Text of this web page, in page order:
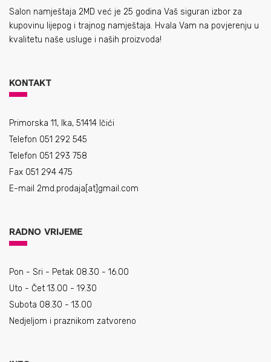
Salon namještaja 2MD već je 25 godina Vaš siguran izbor za
kupovinu lijepog i trajnog namještaja. Hvala Vam na povjerenju u
kvalitetu naše usluge i naših proizvoda!
KONTAKT
Primorska 11, Ika, 51414 Ičići
Telefon 051 292 545
Telefon 051 293 758
Fax 051 294 475
E-mail 2md.prodaja[at]gmail.com
RADNO VRIJEME
Pon - Sri - Petak 08.30 - 16.00
Uto - Čet 13.00 - 19.30
Subota 08.30 - 13.00
Nedjeljom i praznikom zatvoreno